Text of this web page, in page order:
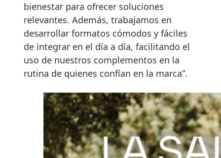
bienestar para ofrecer soluciones
relevantes. Además, trabajamos en
desarrollar formatos cómodos y fáciles
de integrar en el día a día, facilitando el
uso de nuestros complementos en la
rutina de quienes confían en la marca”.